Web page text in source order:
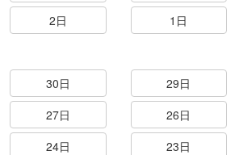
2日 1日
30日
29日
27日
26日
24日
23日